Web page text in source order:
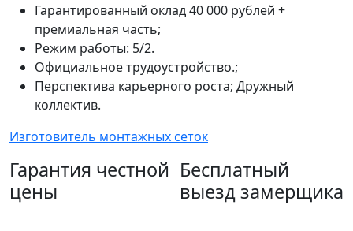
Гарантированный оклад 40 000 рублей +
премиальная часть;
Режим работы: 5/2.
Официальное трудоустройство.;
Перспектива карьерного роста; Дружный
коллектив.
Изготовитель монтажных сеток
Гарантия честной
цены
Бесплатный
выезд замерщика